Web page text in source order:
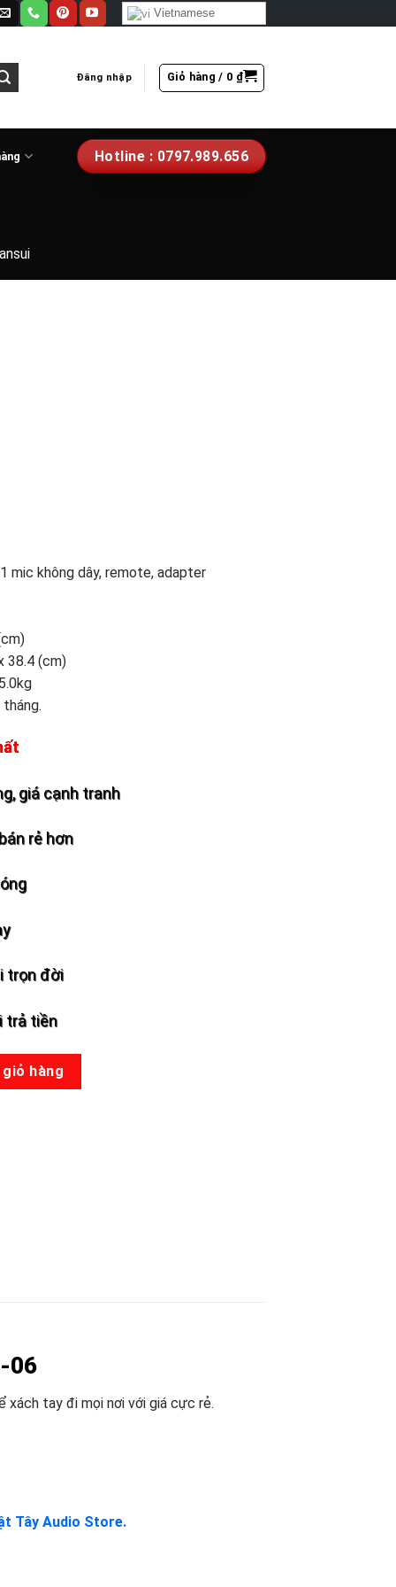
Vietnamese
Đăng nhập Giỏ hàng / 0 ₫
Hotline : 0797.989.656
mic không dây, remote, adapter
38.4 (cm)
giá cạnh tranh
rẻ hơn
trọn đời
trả tiền
hàng
06
tay đi mọi nơi với giá cực rẻ.
Tây Audio Store.